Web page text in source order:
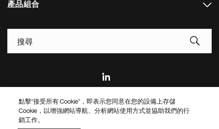
產品組合
Footer
Bottom
© 2026 Novartis AG
點擊“接受所有 Cookie”，即表示您同意在您的設備上存儲
Cookie，以增強網站導航、分析網站使用方式並協助我們的行
銷工作。